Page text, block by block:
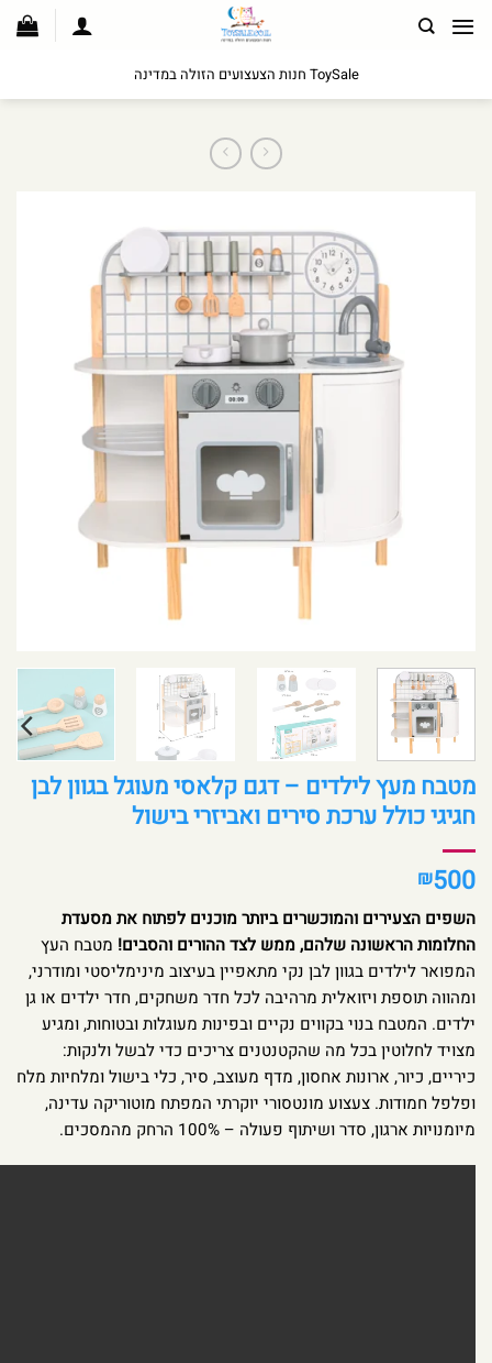
לתוכן
ToySale חנות הצעצועים הזולה במדינה
מטבח מעץ לילדים – דגם קלאסי מעוגל בגוון לבן
חגיגי כולל ערכת סירים ואביזרי בישול
₪500
השפים הצעירים והמוכשרים ביותר מוכנים לפתוח את מסעדת
החלומות הראשונה שלהם, ממש לצד ההורים והסבים! מטבח העץ
המפואר לילדים בגוון לבן נקי מתאפיין בעיצוב מינימליסטי ומודרני,
ומהווה תוספת ויזואלית מרהיבה לכל חדר משחקים, חדר ילדים או גן
ילדים. המטבח בנוי בקווים נקיים ובפינות מעוגלות ובטוחות, ומגיע
מצויד לחלוטין בכל מה שהקטנטנים צריכים כדי לבשל ולנקות:
כיריים, כיור, ארונות אחסון, מדף מעוצב, סיר, כלי בישול ומלחיות מלח
ופלפל חמודות. צעצוע מונטסורי יוקרתי המפתח מוטוריקה עדינה,
מיומנויות ארגון, סדר ושיתוף פעולה – 100% הרחק מהמסכים.